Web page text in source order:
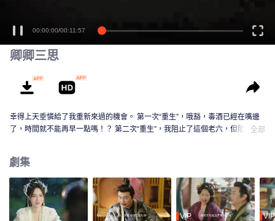
00:00:00/00:11:57
卿卿三思
幸得上天垂憐給了我重新來過的機會。 第一次“重生”，哦豁，毒酒已經在嘴邊
了，時間就不能再早一點嗎！？ 第二次“重生”，我阻止了這個老六，但阻止不
全部
劇集
VIP VIP